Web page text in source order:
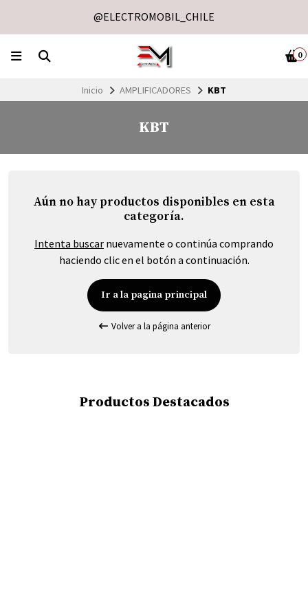
@ELECTROMOBIL_CHILE
0
Inicio AMPLIFICADORES KBT
KBT
Aún no hay productos disponibles en esta
categoría.
Intenta buscar nuevamente o continúa comprando
haciendo clic en el botón a continuación.
Ir a la pagina principal
Volver a la página anterior
Productos Destacados